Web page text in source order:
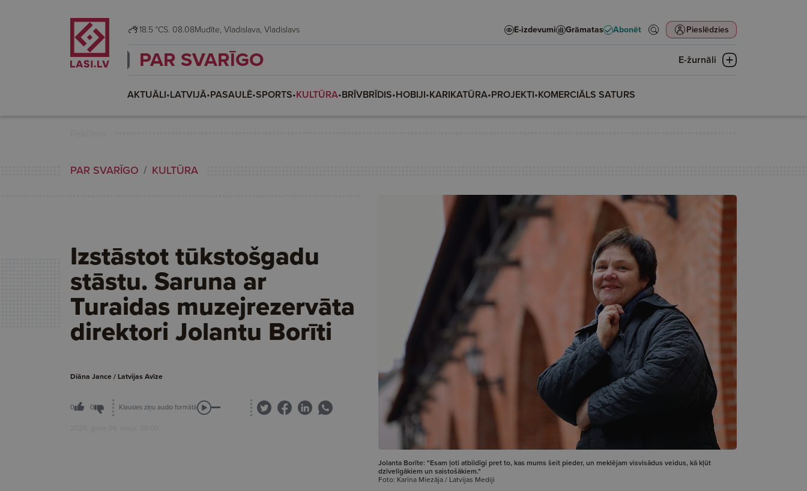
18.5 °CS. 08.08 Mudīte, Vladislava, Vladislavs E-izdevumi Grāmatas Abonēt Pieslēdzies
PAR SVARĪGO E-žurnāli
AKTUĀLI•LATVIJĀ•PASAULĒ•SPORTS•KULTŪRA•BRĪVBRĪDIS•HOBIJI•KARIKATŪRA•PROJEKTI•KOMERCIĀLS SATURS
PAR SVARĪGO KULTŪRA
Izstāstot tūkstošgadu
stāstu. Saruna ar
Turaidas muzejrezervāta
direktori Jolantu Borīti
Diāna Jance / Latvijas Avīze
0 0 Klausies ziņu audio formātā
2026. gada 09. maijs, 00:00
Jolanta Borīte: "Esam ļoti atbildīgi pret to, kas mums šeit pieder, un meklējam visvisādus veidus, kā kļūt
dzīvelīgākiem un saistošākiem."
Foto: Karīna Miezāja / Latvijas Mediji